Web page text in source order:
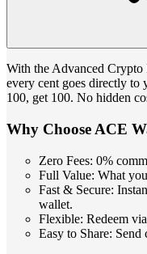
With the Advanced
every cent goes directly to
100, get 100. No hidden
Why Choose ACE
Zero Fees: 0%
Full Value: What
Fast & Secure:
wallet.
Flexible: Redeem
Easy to Share: